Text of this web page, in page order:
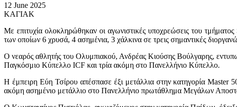
12 June 2025
ΚΑΓΙΑΚ
Με επιτυχία ολοκληρώθηκαν οι αγωνιστικές υποχρεώσεις του τμήματος
των οποίων 6 χρυσά, 4 ασημένια, 3 χάλκινα σε τρεις σημαντικές
Ο νεαρός αθλητής του Ολυμπιακού, Ανδρέας Κιούσης Βούλγαρης,
Παγκόσμιο Κύπελλο ICF και τρία ακόμη στο Πανελλήνιο Κύπελλο.
Η έμπειρη Εύη Τσίρου απέσπασε έξι μετάλλια στην κατηγορίαMaster
ακόμη ασημένιο μετάλλιο στο Πανελλήνιο πρωτάθλημα Μεγάλων